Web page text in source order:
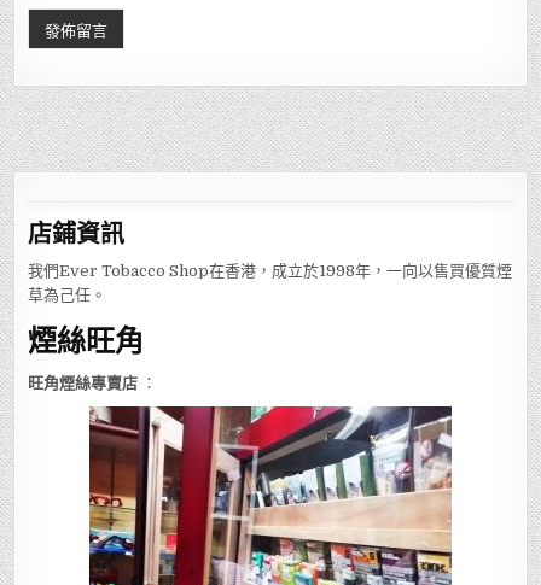
店鋪資訊
我們Ever Tobacco Shop在香港，成立於1998年，一向以售買優質煙
草為己任。
煙絲旺角
旺角煙絲專賣店 ：